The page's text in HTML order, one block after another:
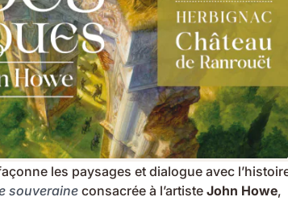
les paysages et dialogue avec
souveraineconsacrée à l’artiste John Howe,